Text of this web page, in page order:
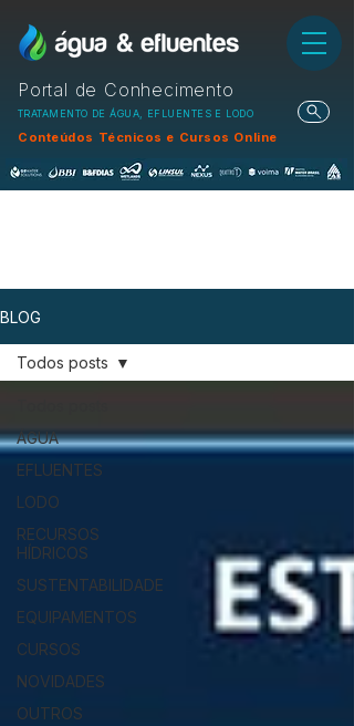
Portal de Conhecimento
TRATAMENTO DE ÁGUA, EFLUENTES E LODO
Conteúdos Técnicos e Cursos Online
BLOG
ÁGUA
EFLUENTES
LODO
RECURSOS
HÍDRICOS
SUSTENTABILIDADE
EQUIPAMENTOS
CURSOS
NOVIDADES
OUTROS
Todos posts